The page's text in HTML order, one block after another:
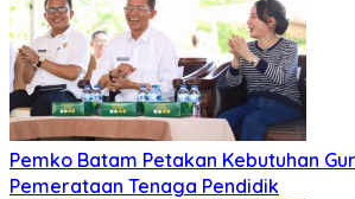
Pemko Batam Petakan Kebutuhan
Pemerataan Tenaga Pendidik